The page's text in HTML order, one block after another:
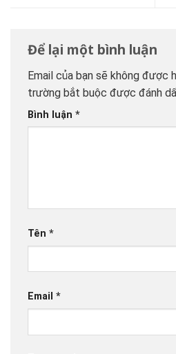
Để lại một bình luận
Email của bạn sẽ không được
trường bắt buộc được đánh
Bình luận *
Tên *
Email *